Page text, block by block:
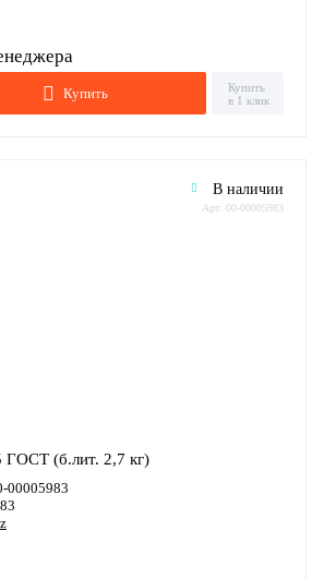
Купить
Купить
в 1 клик
В наличии
Арт: 00-00005983
(б.лит. 2,7 кг)
00005983